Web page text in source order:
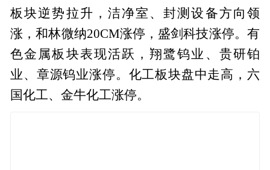
板块逆势拉升，洁净室、封测设备方向领
涨，和林微纳20CM涨停，盛剑科技涨停。有
色金属板块表现活跃，翔鹭钨业、贵研铂
业、章源钨业涨停。化工板块盘中走高，六
国化工、金牛化工涨停。